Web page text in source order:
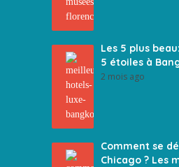
Les 5 plus
5 étoiles à
2 mois ago
Comment se
Chicago ? Les